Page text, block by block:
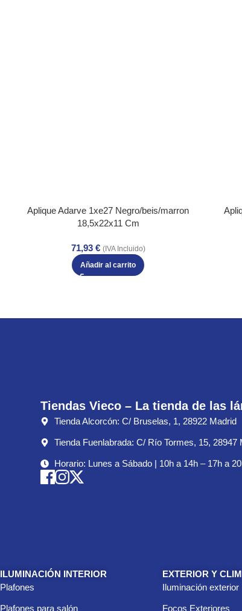
Aplique Adarve 1xe27 Negro/beis/marron
18,5x22x11 Cm
71,93 € (IVA Incluido)
Añadir al carrito
Tiendas Vieco – La tienda de las
Tienda Alcorcón: C/ Bruselas, 1, 28922 Madrid
Tienda Fuenlabrada: C/ Río Tormes, 15, 28947
Horario: Lunes a Sábado | 10h a 14h – 17h a
ILUMINACIÓN INTERIOR
Plafones
Plafones para salón
EXTERIOR Y
Iluminación exterior
Focos Exteriores